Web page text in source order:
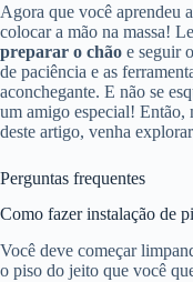
Agora que você aprendeu a
colocar a mão na massa!
preparar o chão e seguir o
de paciência e as
aconchegante. E não se
um amigo especial! Então,
deste artigo, venha
Perguntas frequentes
Como fazer instalação de
Você deve começar
o piso do jeito que você